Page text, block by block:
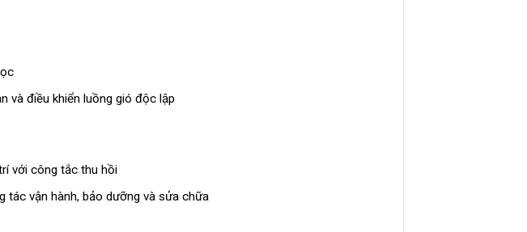
và điều khiển luồng gió độc lập
với công tắc thu hồi
tác vận hành, bảo dưỡng và sửa chữa